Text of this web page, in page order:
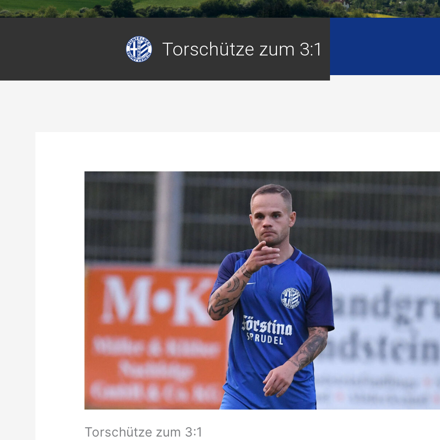
Torschütze zum 3:1
Torschütze zum 3:1